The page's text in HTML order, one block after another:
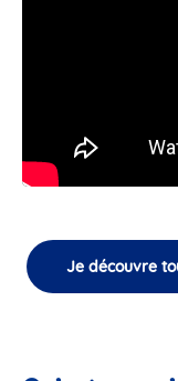
Je découvre